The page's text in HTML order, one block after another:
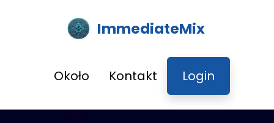
ImmediateMix
Około Kontakt Login